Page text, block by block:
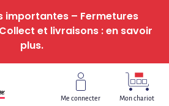
– Fermetures
et livraisons : en savoir
plus.
Me connecter Mon chariot